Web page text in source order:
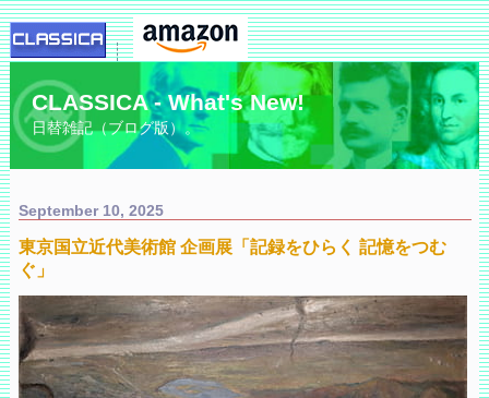
CLASSICA - What's New!
日替雑記（ブログ版）。
September 10, 2025
東京国立近代美術館 企画展「記録をひらく 記憶をつむ
ぐ」